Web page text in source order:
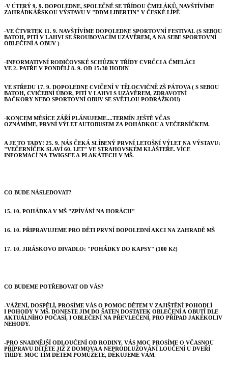
-V ÚTERÝ 9. 9. DOPOLEDNE, SPOLEČNĚ SE TŘÍDOU ČMELÁKŮ, NAVŠTÍVÍME
ZAHRÁDKÁŘSKOU VÝSTAVU V "DDM LIBERTIN" V ČESKÉ LÍPĚ
-VE ČTVRTEK 11. 9. NAVŠTÍVÍME DOPOLEDNE SPORTOVNÍ FESTIVAL (S SEBOU
BATOH, PITÍ V LAHVI SE ŠROUBOVACÍM UZÁVĚREM, A NA SEBE SPORTOVNÍ
OBLEČENÍ A OBUV )
-INFORMATIVNÍ RODIČOVSKÉ SCHŮZKY TŘÍDY CVRČCI A ČMELÁCI
VE 2. PATŘE V PONDĚLÍ 8. 9. OD 15:30 HODIN
VE STŘEDU 17. 9. DOPOLEDNE CVIČENÍ V TĚLOCVIČNĚ ZŠ PÁTOVA ( S SEBOU
BATOH, CVIČEBNÍ ÚBOR, PITÍ V LAHVI S UZÁVĚREM, ZDRAVOTNÍ
BAČKORY NEBO SPORTOVNÍ OBUV SE SVĚTLOU PODRÁŽKOU)
-KONCEM MĚSÍCE ZÁŘÍ PLÁNUJEME....TERMÍN JEŠTĚ VČAS
OZNÁMÍME, PRVNÍ VÝLET AUTOBUSEM ZA POHÁDKOU A VEČERNÍČKEM.
A JE TO TADY! 25. 9. NÁS ČEKÁ SLÍBENÝ PRVNÍ LETOŠNÍ VÝLET NA VÝSTAVU:
"VEČERNÍČEK SLAVÍ 60. LET" VE STRAHOVSKÉM KLÁŠTEŘE. VÍCE
INFORMACÍ NA TWIGSEE A PLAKÁTECH V MŠ.
CO BUDE NÁSLEDOVAT?
15. 10. POHÁDKA V MŠ "ZPÍVÁNÍ NA HORÁCH"
16. 10. PŘIPRAVUJEME PRO DĚTI PRVNÍ DOPOLEDNÍ AKCI NA ZAHRADĚ MŠ
17. 10. JIRÁSKOVO DIVADLO: "POHÁDKY DO KAPSY" (100 Kč)
CO BUDEME POTŘEBOVAT OD VÁS?
-VÁŽENÍ, DOSPĚLÍ, PROSÍME VÁS O POMOC DĚTEM V ZAJIŠTĚNÍ POHODLÍ
I POHODY V MŠ. DONESTE JIM DO ŠATEN DOSTATEK OBLEČENÍ A OBUTÍ DLE
AKTUÁLNÍHO POČASÍ, I OBLEČENÍ NA PŘEVLEČENÍ, PRO PŘÍPAD JAKÉKOLIV
NEHODY.
-PRO SNADNĚJŠÍ ODLOUČENÍ OD RODINY, VÁS MOC PROSÍME O VČASNOU
PŘÍPRAVU DÍTĚTE JIŽ Z DOMOVA A NEPRODLUŽOVÁNÍ LOUČENÍ U DVEŘÍ
TŘÍDY. MOC TÍM DĚTEM POMŮŽETE, DĚKUJEME VÁM.